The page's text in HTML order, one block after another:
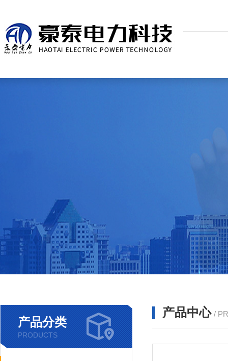
产品分类
PRODUCTS
产品中心 /